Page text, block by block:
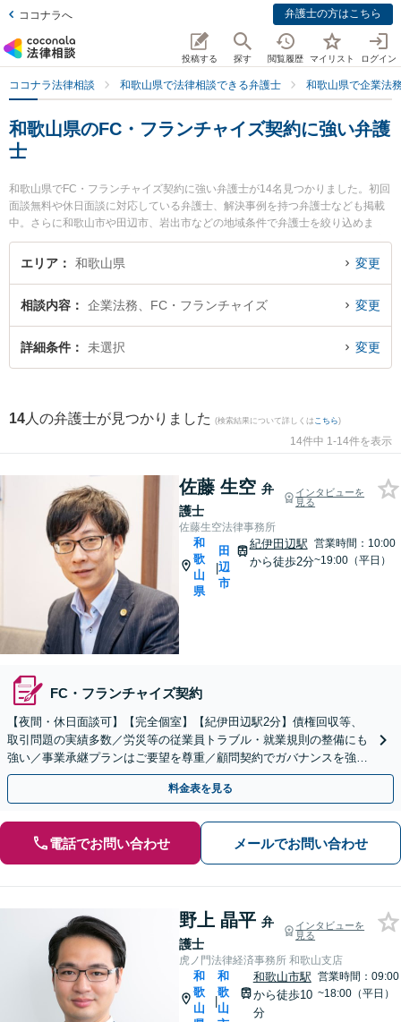
ココナラへ 弁護士の方はこちら
投稿する 探す 閲覧履歴 マイリスト ログイン
ココナラ法律相談 和歌山県で法律相談できる弁護士 和歌山県で企業法
和歌山県のFC・フランチャイズ契約に強い弁護
士
和歌山県でFC・フランチャイズ契約に強い弁護士が14名見つかりました。初回
面談無料や休日面談に対応している弁護士、解決事例を持つ弁護士なども掲載
中。さらに和歌山市や田辺市、岩出市などの地域条件で弁護士を絞り込めま
す。企業法務に関係する顧問弁護士契約や契約書作成・リーガルチェック、雇
用契約書・就業規則作成等の細かな分野での絞り込み検索もでき便利です。特
のプロフィール情報や弁護士費用、強みなどが注目されています。『和歌山県
で土日や夜間に発生したFC・フランチャイズ契約のトラブルを今すぐに弁護士
に相談したい』『FC・フランチャイズ契約のトラブル解決の実績豊富な近くの
エリア 和歌山県 変更
相談内容 企業法務、FC・フランチャイズ 変更
詳細条件 未選択 変更
14 人の弁護士が見つかりました (検索結果について詳しくは こちら)
14件中 1-14件を表示
佐藤 生空 弁
護士
インタビューを
見る
佐藤生空法律事務所
和
歌
山
県
|
田
辺
市
紀伊田辺駅
から徒歩2分
営業時間：10:00
~19:00（平日）
FC・フランチャイズ契約
【夜間・休日面談可】【完全個室】【紀伊田辺駅2分】債権回収等、
取引問題の実績多数／労災等の従業員トラブル・就業規則の整備にも
強い／事業承継プランはご要望を尊重／顧問契約でガバナンスを強化
／予防法務でリスクを回避し、企業の発展をお支えします
料金表を見る
電話でお問い合わせ メールでお問い合わせ
野上 晶平 弁
護士
インタビューを
見る
虎ノ門法律経済事務所 和歌山支店
和
歌
山
|
和
歌
山
和歌山市駅
から徒歩10
分
営業時間：09:00
~18:00（平日）